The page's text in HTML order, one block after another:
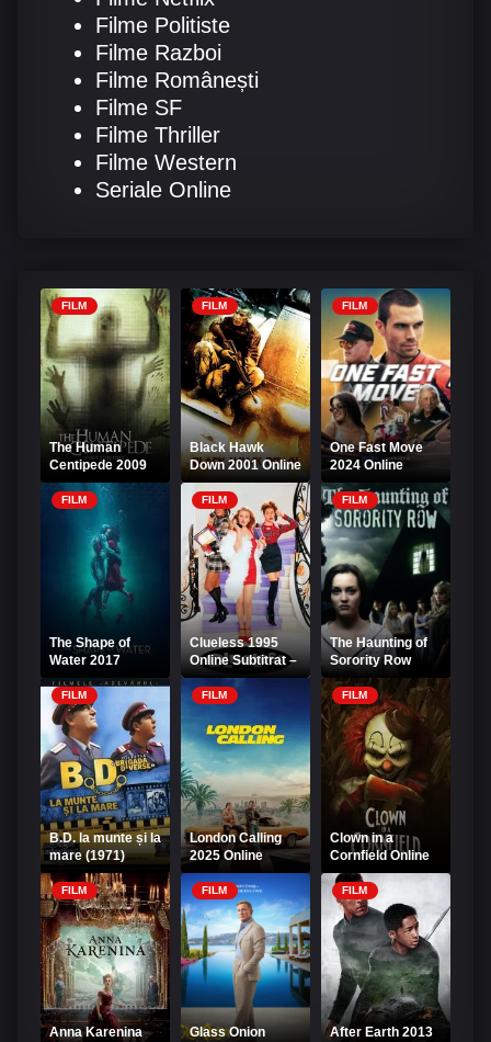
Filme Politiste
Filme Razboi
Filme Românești
Filme SF
Filme Thriller
Filme Western
Seriale Online
FILM
The Human
Centipede 2009
Online Subtitrat –
Siamezii
FILM
Black Hawk
Down 2001 Online
Subtitrat –
Elicopter la
pământ
FILM
One Fast Move
2024 Online
Subtitrat
FILM
The Shape of
Water 2017
Online Subtitrat -
Forma apei
FILM
Clueless 1995
Online Subtitrat –
Liceenele din
Beverly Hills
FILM
The Haunting of
Sorority Row
2007 Online
Subtitrat
FILM
B.D. la munte și la
mare (1971)
Online
FILM
London Calling
2025 Online
Subtitrat
FILM
Clown in a
Cornfield Online
Subtitrat
FILM
Anna Karenina
FILM
Glass Onion
FILM
After Earth 2013